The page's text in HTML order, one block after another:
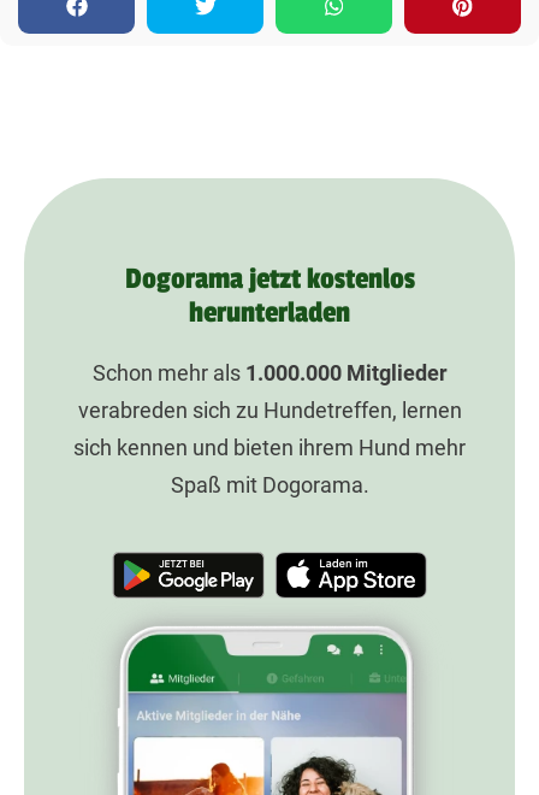
Dogorama jetzt kostenlos
herunterladen
Schon mehr als 1.000.000Mitglieder
verabreden sich zu Hundetreffen, lernen
sich kennen und bieten ihrem Hund mehr
Spaß mit Dogorama.